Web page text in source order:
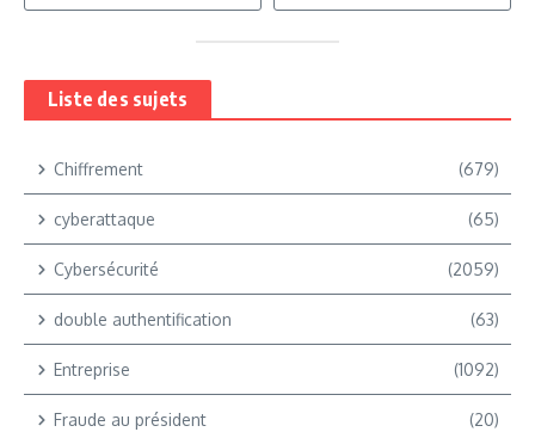
Liste des sujets
Chiffrement (679)
cyberattaque (65)
Cybersécurité (2059)
double authentification (63)
Entreprise (1092)
Fraude au président (20)